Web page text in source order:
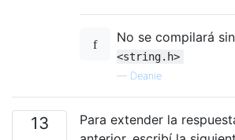
No se compilará sin
<string.h>
— Deanie
13
Para extender la